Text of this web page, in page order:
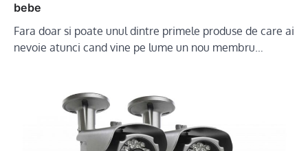
bebe
Fara doar si poate unul dintre primele produse de care ai
nevoie atunci cand vine pe lume un nou membru…